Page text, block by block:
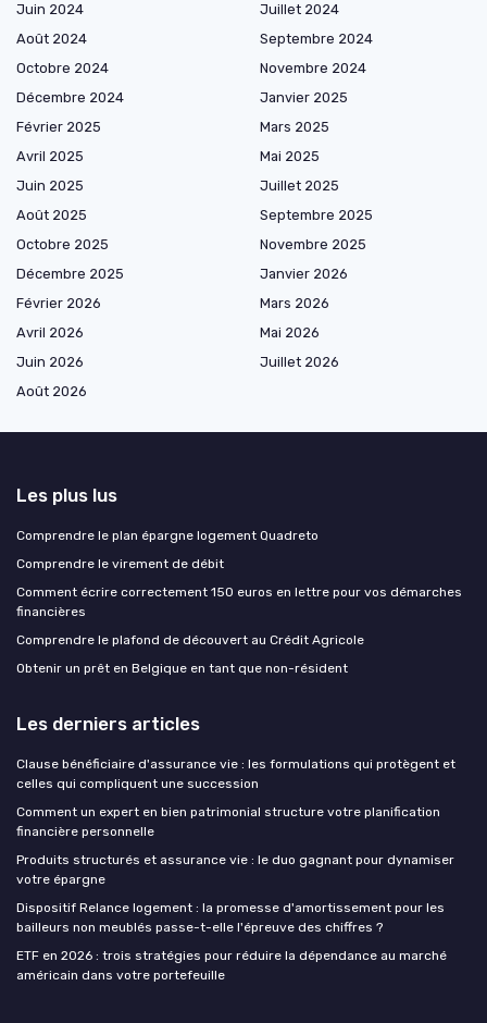
Juin 2024
Juillet 2024
Août 2024
Septembre 2024
Octobre 2024
Novembre 2024
Décembre 2024
Janvier 2025
Février 2025
Mars 2025
Avril 2025
Mai 2025
Juin 2025
Juillet 2025
Août 2025
Septembre 2025
Octobre 2025
Novembre 2025
Décembre 2025
Janvier 2026
Février 2026
Mars 2026
Avril 2026
Mai 2026
Juin 2026
Juillet 2026
Août 2026
Les plus lus
Comprendre le plan épargne logement Quadreto
Comprendre le virement de débit
Comment écrire correctement 150 euros en lettre pour vos démarches
financières
Comprendre le plafond de découvert au Crédit Agricole
Obtenir un prêt en Belgique en tant que non-résident
Les derniers articles
Clause bénéficiaire d'assurance vie : les formulations qui protègent et
celles qui compliquent une succession
Comment un expert en bien patrimonial structure votre planification
financière personnelle
Produits structurés et assurance vie : le duo gagnant pour dynamiser
votre épargne
Dispositif Relance logement : la promesse d'amortissement pour les
bailleurs non meublés passe-t-elle l'épreuve des chiffres ?
ETF en 2026 : trois stratégies pour réduire la dépendance au marché
américain dans votre portefeuille